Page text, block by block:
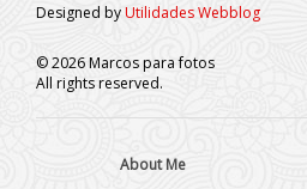
Designed byUtilidades Webblog
©2026Marcos para fotos
All rights reserved.
About Me